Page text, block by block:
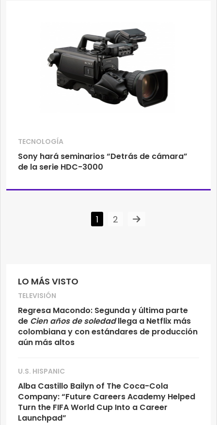
LO MÁS VISTO
TELEVISIÓN
Regresa Macondo: Segunda y última parte
de Cien años de soledadllega a Netflix más
colombiana y con estándares de producción
aún más altos
U.S. HISPANIC
Alba Castillo Bailyn of The Coca-Cola
Company: “Future Careers Academy Helped
Turn the FIFA World Cup Into a Career
Launchpad”
TECNOLOGÍA
Sony hará seminarios “Detrás de cámara”
de la serie HDC-3000
1 2